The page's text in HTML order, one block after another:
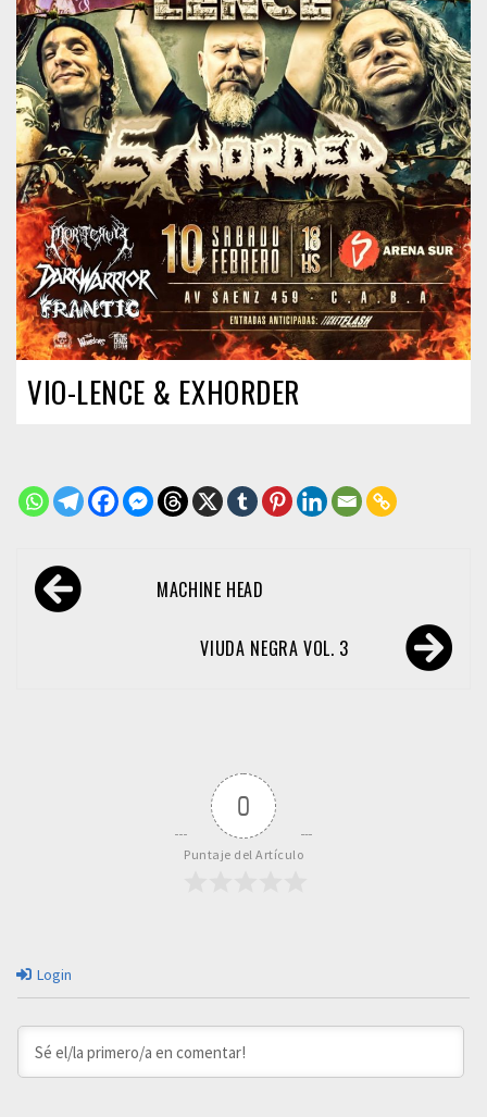
VIO-LENCE & EXHORDER
Navegación
de MACHINE HEAD
VIUDA NEGRA VOL. 3
0
Puntaje del Artículo
Login